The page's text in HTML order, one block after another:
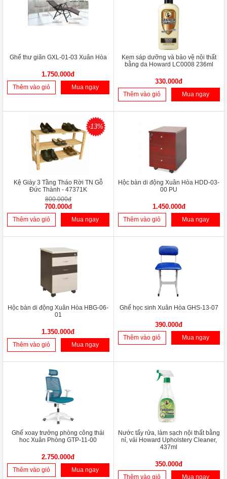
Ghế thư giãn GXL-01-03 Xuân Hòa
1.750.000đ
Thêm vào giỏ Mua ngay
Kem sáp dưỡng và bảo vệ nội thất
bằng da Howard LC0008 236ml
330.000đ
Thêm vào giỏ Mua ngay
-13%
Kệ Giày 3 Tầng Tháo Rời TN Gỗ
Đức Thành - 47371K
800.000đ
700.000đ
Thêm vào giỏ Mua ngay
Hộc bàn di động Xuân Hòa HDD-03-
00 PU
1.450.000đ
Thêm vào giỏ Mua ngay
Hộc bàn di động Xuân Hòa HBG-06-
01
1.350.000đ
Thêm vào giỏ Mua ngay
Ghế học sinh Xuân Hòa GHS-13-07
390.000đ
Thêm vào giỏ Mua ngay
Ghế xoay trưởng phòng công thái
hoc Xuân Phòng GTP-11-00
2.750.000đ
Thêm vào giỏ Mua ngay
Nước tẩy rửa, làm sạch nội thất bằng
nỉ, vải Howard Upholstery Cleaner,
437ml
350.000đ
Thêm vào giỏ Mua ngay